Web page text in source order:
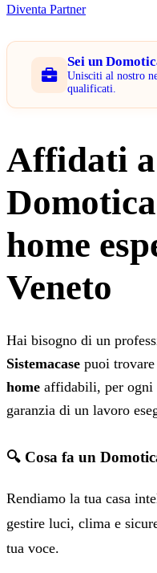
Diventa Partner
Sei un
Unisciti al nostro
qualificati.
Affidati
home
Veneto
Hai bisogno di un
Sistemacase puoi
home affidabili, per ogni
garanzia di un lavoro
🔍 Cosa fa un
Rendiamo la tua casa
gestire luci, clima e
tua voce.